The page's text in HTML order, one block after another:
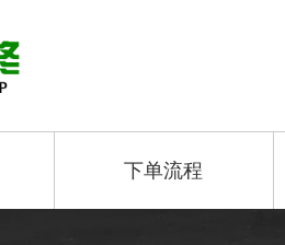
下单流程